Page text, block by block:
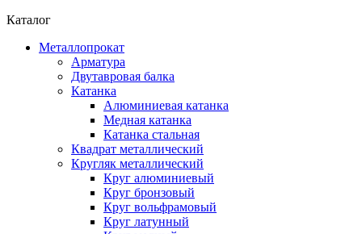
Каталог
Металлопрокат
Арматура
Двутавровая балка
Катанка
Алюминиевая катанка
Медная катанка
Катанка стальная
Квадрат металлический
Кругляк металлический
Круг алюминиевый
Круг бронзовый
Круг вольфрамовый
Круг латунный